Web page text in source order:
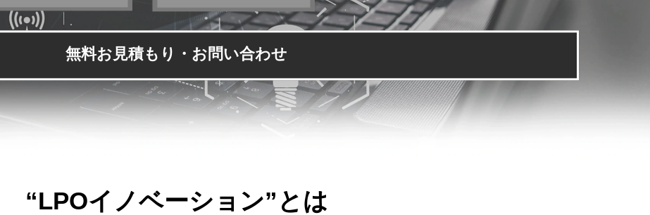
無料お見積もり・お問い合わせ
“LPOイノベーション”とは